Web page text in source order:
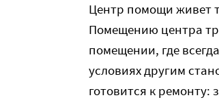
Центр помощи живет
Помещению центра
помещении, где
условиях другим
готовится к